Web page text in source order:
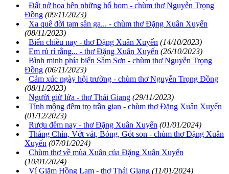
Đất nở hoa bên những hố bom - chùm thơ Nguyễn Trọng
Đồng (09/11/2023)
Xa quê đời tạm sân ga... - chùm thơ Đặng Xuân Xuyến
(08/11/2023)
Biển chiều nay - thơ Đặng Xuân Xuyến (14/10/2023)
Em rủ rỉ rằng... - thơ Đặng Xuân Xuyến (26/10/2023)
Bình minh phía biển Sầm Sơn - chùm thơ Nguyễn Trọng
Đồng (06/11/2023)
Cảm xúc ngày hội trường - chùm thơ Nguyễn Trọng Đồng
(08/11/2023)
Người giữ lửa - thơ Thái Giang (29/11/2023)
Tỉnh mộng đêm trọ trần gian - chùm thơ Đặng Xuân Xuyến
(01/12/2023)
Rượu đêm nay - thơ Đặng Xuân Xuyến (01/01/2024)
Tháng Chín, Vớt vát, Bóng, Gót son - chùm thơ Đặng Xuân
Xuyến (07/01/2024)
Chùm thơ về mùa Xuân của Đặng Xuân Xuyến
(10/01/2024)
Ví Giặm Hồng Lam - thơ Thái Giang (11/01/2024)